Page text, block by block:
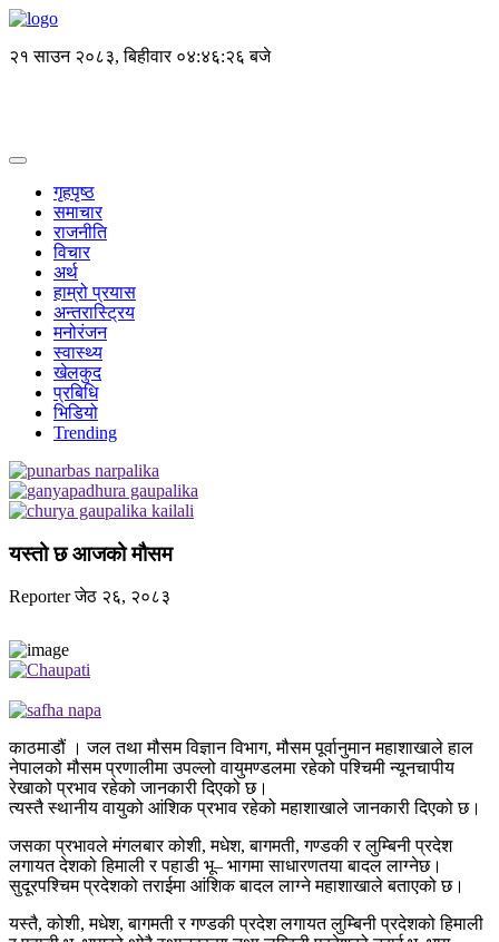
२१ साउन २०८३, बिहीवार ०४:४६:२६ बजे
गृहपृष्ठ
समाचार
राजनीति
विचार
अर्थ
हाम्रो प्रयास
अन्तरास्ट्रिय
मनोरंजन
स्वास्थ्य
खेलकुद
प्रबिधि
भिडियो
Trending
यस्तो छ आजको मौसम
Reporterजेठ २६, २०८३
काठमाडौं । जल तथा मौसम विज्ञान विभाग, मौसम पूर्वानुमान महाशाखाले हाल
नेपालको मौसम प्रणालीमा उपल्लो वायुमण्डलमा रहेको पश्चिमी न्यूनचापीय
रेखाको प्रभाव रहेको जानकारी दिएको छ।
त्यस्तै स्थानीय वायुको आंशिक प्रभाव रहेको महाशाखाले जानकारी दिएको छ।
जसका प्रभावले मंगलबार कोशी, मधेश, बागमती, गण्डकी र लुम्बिनी प्रदेश
लगायत देशको हिमाली र पहाडी भू– भागमा साधारणतया बादल लाग्नेछ।
सुदूरपश्चिम प्रदेशको तराईमा आंशिक बादल लाग्ने महाशाखाले बताएको छ।
यस्तै, कोशी, मधेश, बागमती र गण्डकी प्रदेश लगायत लुम्बिनी प्रदेशको हिमाली